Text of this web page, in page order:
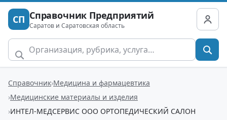
СП Справочник Предприятий
Саратов и Саратовская область
Справочник Медицина и фармацевтика
Медицинские материалы и изделия
ИНТЕЛ-МЕДСЕРВИС ООО ОРТОПЕДИЧЕСКИЙ САЛОН